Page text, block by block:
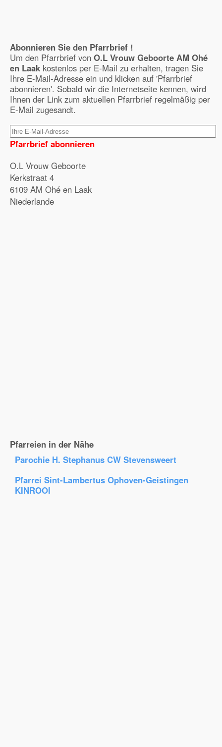
Abonnieren Sie den Pfarrbrief !
Um den Pfarrbrief von O.L Vrouw Geboorte AM Ohé
en Laak kostenlos per E-Mail zu erhalten, tragen Sie
Ihre E-Mail-Adresse ein und klicken auf 'Pfarrbrief
abonnieren'. Sobald wir die Internetseite kennen, wird
Ihnen der Link zum aktuellen Pfarrbrief regelmäßig per
E-Mail zugesandt.
Pfarrbrief abonnieren
O.L Vrouw Geboorte
Kerkstraat 4
6109 AM Ohé en Laak
Niederlande
Pfarreien in der Nähe
Parochie H. Stephanus CW Stevensweert
Pfarrei Sint-Lambertus Ophoven-Geistingen
KINROOI